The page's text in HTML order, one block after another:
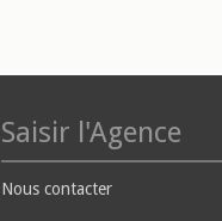
Saisir l'Agence
Nous contacter